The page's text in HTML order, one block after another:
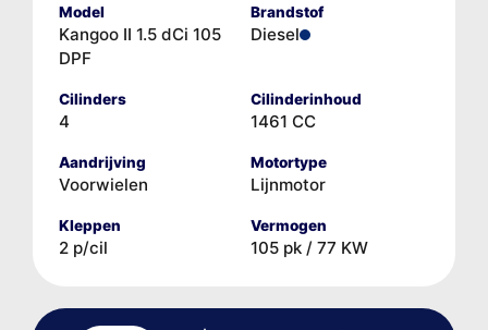
Model
Kangoo II 1.5 dCi 105
DPF
Brandstof
Diesel
Cilinders
4
Cilinderinhoud
1461 CC
Aandrijving
Voorwielen
Motortype
Lijnmotor
Kleppen
2 p/cil
Vermogen
105 pk / 77 KW